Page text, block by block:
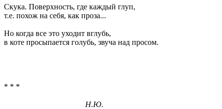
Скука. Поверхность, где каждый глуп,
т.е. похож на себя, как проза...
Но когда все это уходит вглубь,
в коте просыпается голубь, звуча над просом.
* * *
Н.Ю.